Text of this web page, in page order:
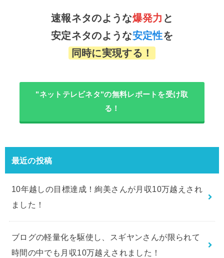
速報ネタのような爆発力 と
安定ネタのような安定性を
同時に実現する！
"ネットテレビネタ"の無料レポートを受け取
る！
最近の投稿
10年越しの目標達成！絢美さんが月収10万越えされ
ました！
ブログの軽量化を駆使し、スギヤンさんが限られて
時間の中でも月収10万越えされました！